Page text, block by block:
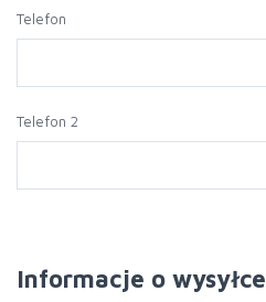
Telefon
Telefon 2
Informacje o wysyłce